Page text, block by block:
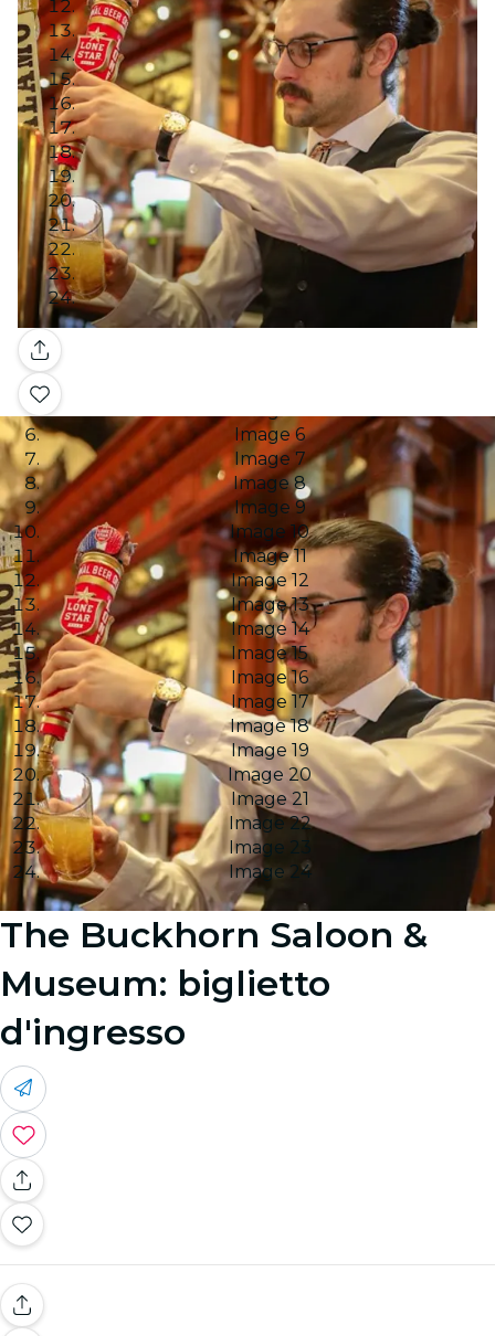
Galleria
Image 1
Image 6
Image 7
Image 8
Image 9
Image 10
Image 11
Image 12
Image 13
Image 14
Image 15
Image 16
Image 17
Image 18
Image 19
Image 20
Image 21
Image 22
Image 23
Image 24
The Buckhorn Saloon &
Museum: biglietto
d'ingresso